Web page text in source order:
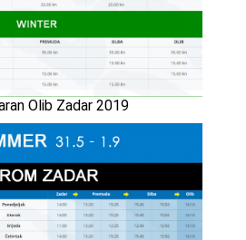
Olib Zadar 2019